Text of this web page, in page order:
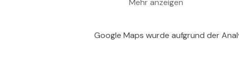
Google Maps wurde aufgrund der